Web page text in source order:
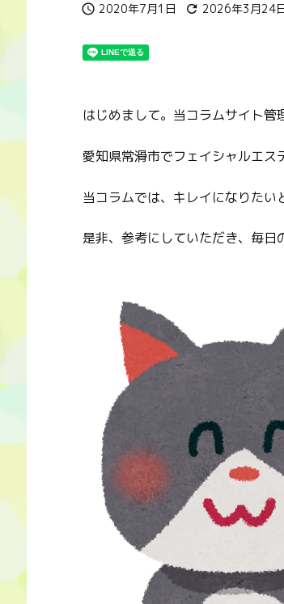
 2020年7月1日  2026年3月24
はじめまして。当コラムサイト管
愛知県常滑市でフェイシャルエス
当コラムでは、キレイになりたい
是非、参考にしていただき、毎日